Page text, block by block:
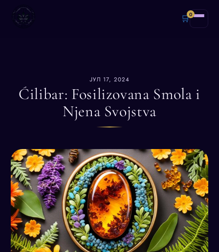
🛒0
ЈУЛ 17, 2024
Ćilibar: Fosilizovana Smola i
Njena Svojstva